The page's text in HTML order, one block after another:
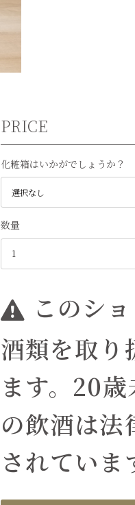
PRICE
化粧箱はいかがでしょうか？
数量
このシ
酒類を取り
ます。20
の飲酒は法
されていま